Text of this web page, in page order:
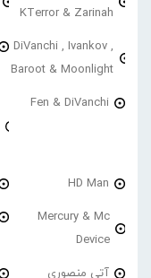
KTerror & Zarinah
DiVanchi , Ivankov ,
Baroot & Moonlight
Fen & DiVanchi
HD Man
Mercury & Mc
Device
آتی منصوری